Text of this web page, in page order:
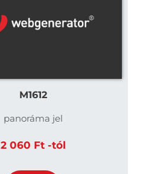
M1612
panoráma jel
2 060 Ft -tól